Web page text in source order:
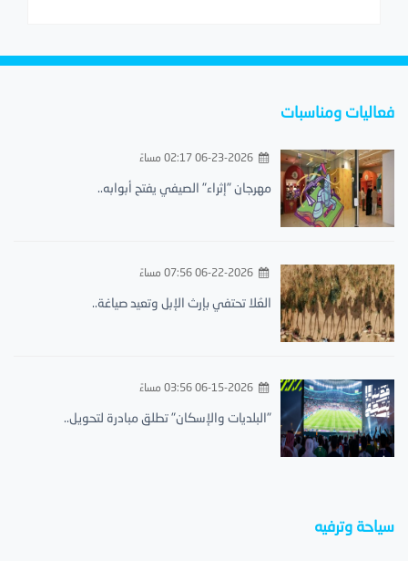
فعاليات ومناسبات
06-23-2026 02:17 مساءً
مهرجان "إثراء" الصيفي يفتح أبوابه..
06-22-2026 07:56 مساءً
العُلا تحتفي بإرث الإبل وتعيد صياغة..
06-15-2026 03:56 مساءً
"البلديات والإسكان" تطلق مبادرة لتحويل..
سياحة وترفيه